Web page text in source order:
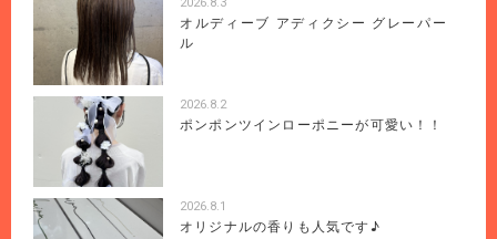
2026.8.3
オルディーブ アディクシー グレーパー
ル
2026.8.2
ポンポンツインローポニーが可愛い！！
2026.8.1
オリジナルの香りも人気です♪